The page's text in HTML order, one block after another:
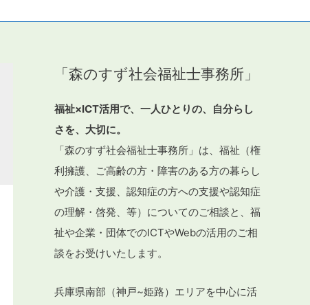
「森のすず社会福祉士事務所」
福祉×ICT活用で、一人ひとりの、自分らし
さを、大切に。
「森のすず社会福祉士事務所」は、福祉（権
利擁護、ご高齢の方・障害のある方の暮らし
や介護・支援、認知症の方への支援や認知症
の理解・啓発、等）についてのご相談と、福
祉や企業・団体でのICTやWebの活用のご相
談をお受けいたします。
兵庫県南部（神戸~姫路）エリアを中心に活